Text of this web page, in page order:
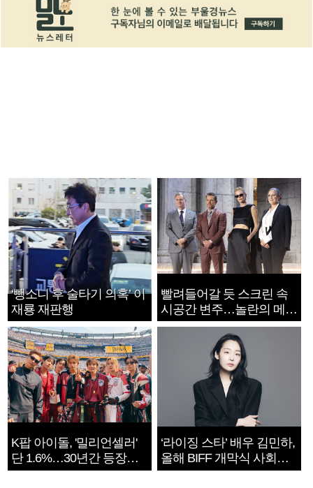
‘뺑소니 후 술타기 의혹’ 이
재룡 재판행
빨려들어갈 듯 스크린 속
시공간 변주…놀란의 메시
지는 ‘전쟁 속죄’
K팝 아이돌, '밀리언셀러'
단 1.6%…30년간 등장
1182개팀 전수조사
‘라이징 스타’ 배우 김민하,
올해 BIFF 개막식 사회자
확정